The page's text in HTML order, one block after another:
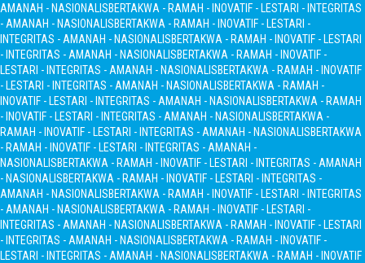
AMANAH - NASIONALISBERTAKWA - RAMAH - INOVATIF - LESTARI - INTEGRITAS
- AMANAH - NASIONALISBERTAKWA - RAMAH - INOVATIF - LESTARI -
INTEGRITAS - AMANAH - NASIONALISBERTAKWA - RAMAH - INOVATIF - LESTARI
- INTEGRITAS - AMANAH - NASIONALISBERTAKWA - RAMAH - INOVATIF -
LESTARI - INTEGRITAS - AMANAH - NASIONALISBERTAKWA - RAMAH - INOVATIF
- LESTARI - INTEGRITAS - AMANAH - NASIONALISBERTAKWA - RAMAH -
INOVATIF - LESTARI - INTEGRITAS - AMANAH - NASIONALISBERTAKWA - RAMAH
- INOVATIF - LESTARI - INTEGRITAS - AMANAH - NASIONALISBERTAKWA -
RAMAH - INOVATIF - LESTARI - INTEGRITAS - AMANAH - NASIONALISBERTAKWA
- RAMAH - INOVATIF - LESTARI - INTEGRITAS - AMANAH -
NASIONALISBERTAKWA - RAMAH - INOVATIF - LESTARI - INTEGRITAS - AMANAH
- NASIONALISBERTAKWA - RAMAH - INOVATIF - LESTARI - INTEGRITAS -
AMANAH - NASIONALISBERTAKWA - RAMAH - INOVATIF - LESTARI - INTEGRITAS
- AMANAH - NASIONALISBERTAKWA - RAMAH - INOVATIF - LESTARI -
INTEGRITAS - AMANAH - NASIONALISBERTAKWA - RAMAH - INOVATIF - LESTARI
- INTEGRITAS - AMANAH - NASIONALISBERTAKWA - RAMAH - INOVATIF -
LESTARI - INTEGRITAS - AMANAH - NASIONALISBERTAKWA - RAMAH - INOVATIF